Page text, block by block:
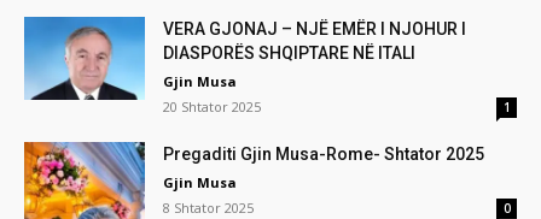
VERA GJONAJ – NJË EMËR I NJOHUR I
DIASPORËS SHQIPTARE NË ITALI
Gjin Musa
20 Shtator 2025
1
Pregaditi Gjin Musa-Rome- Shtator 2025
Gjin Musa
8 Shtator 2025
0